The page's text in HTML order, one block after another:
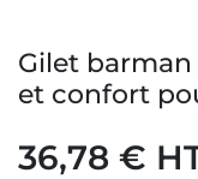
Gilet
et confort
36,78 €